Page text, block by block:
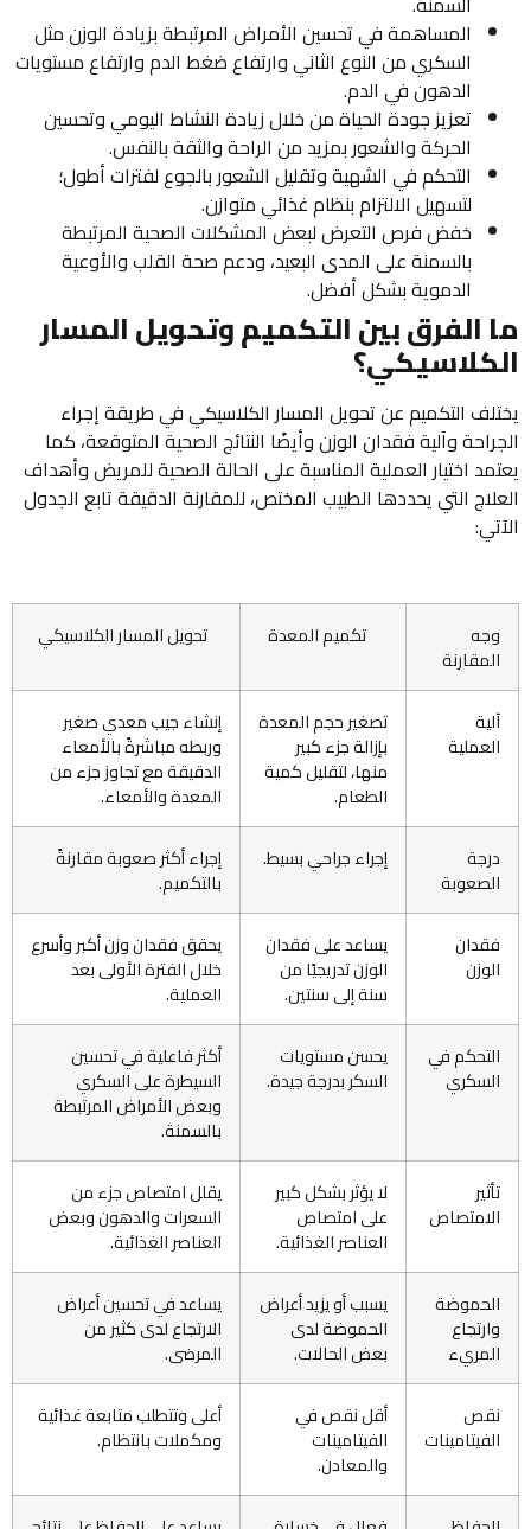
المساهمة في تحسين الأمراض المرتبطة بزيادة الوزن مثل
السكري من النوع الثاني وارتفاع ضغط الدم وارتفاع مستويات
الدهون في الدم.
تعزيز جودة الحياة من خلال زيادة النشاط اليومي وتحسين
الحركة والشعور بمزيد من الراحة والثقة بالنفس.
التحكم في الشهية وتقليل الشعور بالجوع لفترات أطول؛
لتسهيل الالتزام بنظام غذائي متوازن.
خفض فرص التعرض لبعض المشكلات الصحية المرتبطة
بالسمنة على المدى البعيد، ودعم صحة القلب والأوعية
الدموية بشكل أفضل.
ما الفرق بين التكميم وتحويل المسار
الكلاسيكي؟
يختلف التكميم عن تحويل المسار الكلاسيكي في طريقة إجراء
الجراحة وآلية فقدان الوزن وأيضًا النتائج الصحية المتوقعة، كما
يعتمد اختيار العملية المناسبة على الحالة الصحية للمريض وأهداف
العلاج التي يحددها الطبيب المختص، للمقارنة الدقيقة تابع الجدول
الآتي:
وجه
المقارنة
تكميم المعدة تحويل المسار الكلاسيكي
آلية
العملية
تصغير حجم المعدة
بإزالة جزء كبير
منها، لتقليل كمية
الطعام.
إنشاء جيب معدي صغير
وربطه مباشرةً بالأمعاء
الدقيقة مع تجاوز جزء من
المعدة والأمعاء.
درجة
الصعوبة
إجراء جراحي بسيط. إجراء أكثر صعوبة مقارنةً
بالتكميم.
فقدان
الوزن
يساعد على فقدان
الوزن تدريجيًا من
سنة إلى سنتين.
يحقق فقدان وزن أكبر وأسرع
خلال الفترة الأولى بعد
العملية.
التحكم في
السكري
يحسن مستويات
السكر بدرجة جيدة.
أكثر فاعلية في تحسين
السيطرة على السكري
وبعض الأمراض المرتبطة
بالسمنة.
تأثير
الامتصاص
لا يؤثر بشكل كبير
على امتصاص
العناصر الغذائية.
يقلل امتصاص جزء من
السعرات والدهون وبعض
العناصر الغذائية.
الحموضة
وارتجاع
المريء
يسبب أو يزيد أعراض
الحموضة لدى
بعض الحالات.
يساعد في تحسين أعراض
الارتجاع لدى كثير من
المرضى.
نقص
الفيتامينات
أقل نقص في
الفيتامينات
والمعادن.
أعلى وتتطلب متابعة غذائية
ومكملات بانتظام.